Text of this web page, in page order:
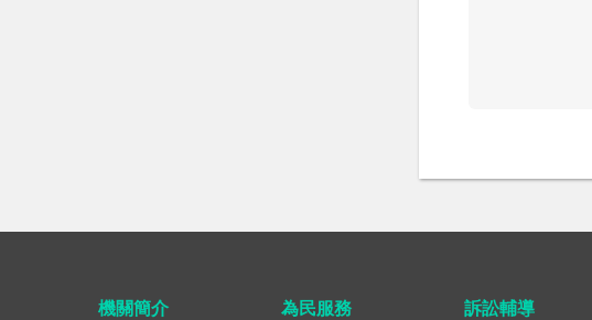
機關簡介 為民服務 訴訟輔導